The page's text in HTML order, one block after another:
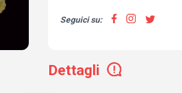
honor, la ambición, la autoridad
inconstancia y el deseo de la
marionetas, humor, azar y
iconoclasta y modernísima de
Seguici su:
Dettagli